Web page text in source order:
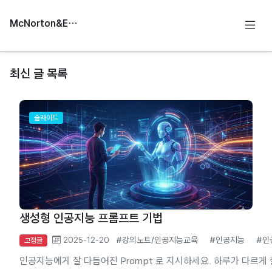
McNorton&Education
최신 글 목록
슬라이드
생성형 인공지능 프롬프트 기법
고정글 2025-12-20 #강의노트/인공지능교육 #인공지능 #인
인공지능에게 잘 다듬어진 Prompt 로 지시하세요. 하루가 다르게